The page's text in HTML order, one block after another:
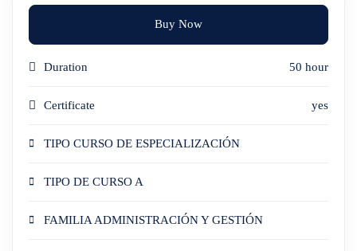
Buy Now
Duration 50 hour
Certificate yes
TIPO CURSO DE ESPECIALIZACIÓN
TIPO DE CURSO A
FAMILIA ADMINISTRACIÓN Y GESTIÓN